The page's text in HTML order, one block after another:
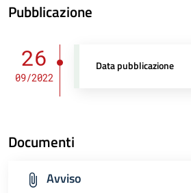
Pubblicazione
26
09/2022
Data pubblicazione
Documenti
Avviso